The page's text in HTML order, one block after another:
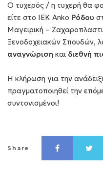
Ο τυχερός / η τυχερή θα
είτε στο ΙΕΚ Anko Ρόδου
Μαγειρική –
Ξενοδοχειακών Σπουδών,
αναγνώριση και διεθνή
Η κλήρωση για την
πραγματοποιηθεί την
συντονισμένοι!
Share